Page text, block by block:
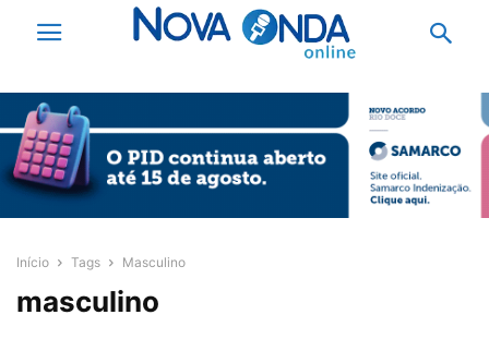
Início Tags Masculino
masculino